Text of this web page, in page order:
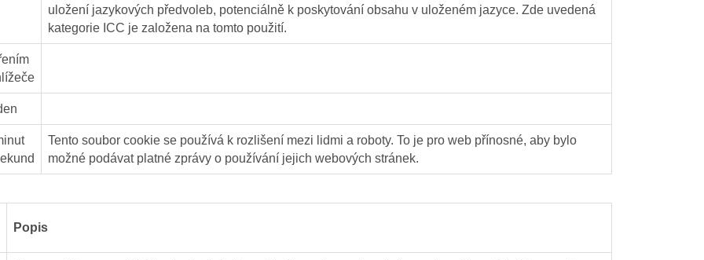
uložení jazykových předvoleb, potenciálně k poskytování obsahu v uloženém jazyce. Zde uvedená
kategorie ICC je založena na tomto použití.
Tento soubor cookie se používá k rozlišení mezi lidmi a roboty. To je pro web přínosné, aby bylo
možné podávat platné zprávy o používání jejich webových stránek.
Popis